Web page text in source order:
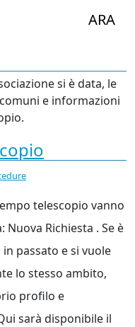
ARA
si è data, le
e informazioni
telescopio vanno
Richiesta . Se è
passato e si vuole
lo stesso ambito,
profilo e
sarà disponibile il